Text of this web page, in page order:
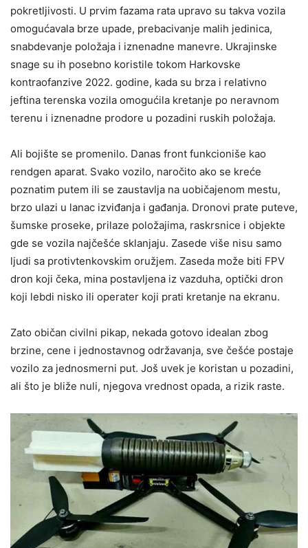
pokretljivosti. U prvim fazama rata upravo su takva vozila
omogućavala brze upade, prebacivanje malih jedinica,
snabdevanje položaja i iznenadne manevre. Ukrajinske
snage su ih posebno koristile tokom Harkovske
kontraofanzive 2022. godine, kada su brza i relativno
jeftina terenska vozila omogućila kretanje po neravnom
terenu i iznenadne prodore u pozadini ruskih položaja.
Ali bojište se promenilo. Danas front funkcioniše kao
rendgen aparat. Svako vozilo, naročito ako se kreće
poznatim putem ili se zaustavlja na uobičajenom mestu,
brzo ulazi u lanac izviđanja i gađanja. Dronovi prate puteve,
šumske proseke, prilaze položajima, raskrsnice i objekte
gde se vozila najčešće sklanjaju. Zasede više nisu samo
ljudi sa protivtenkovskim oružjem. Zaseda može biti FPV
dron koji čeka, mina postavljena iz vazduha, optički dron
koji lebdi nisko ili operater koji prati kretanje na ekranu.
Zato običan civilni pikap, nekada gotovo idealan zbog
brzine, cene i jednostavnog održavanja, sve češće postaje
vozilo za jednosmerni put. Još uvek je koristan u pozadini,
ali što je bliže nuli, njegova vrednost opada, a rizik raste.